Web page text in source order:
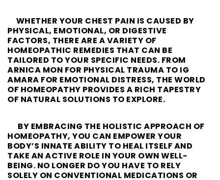
WHETHER YOUR CHEST PAIN IS CAUSED BY
PHYSICAL, EMOTIONAL, OR DIGESTIVE
FACTORS, THERE ARE A VARIETY OF
HOMEOPATHIC REMEDIES THAT CAN BE
TAILORED TO YOUR SPECIFIC NEEDS. FROM
ARNICA MON FOR PHYSICAL TRAUMA TO IG
AMARA FOR EMOTIONAL DISTRESS, THE WORLD
OF HOMEOPATHY PROVIDES A RICH TAPESTRY
OF NATURAL SOLUTIONS TO EXPLORE.
BY EMBRACING THE HOLISTIC APPROACH OF
HOMEOPATHY, YOU CAN EMPOWER YOUR
BODY’S INNATE ABILITY TO HEAL ITSELF AND
TAKE AN ACTIVE ROLE IN YOUR OWN WELL-
BEING. NO LONGER DO YOU HAVE TO RELY
SOLELY ON CONVENTIONAL MEDICATIONS OR